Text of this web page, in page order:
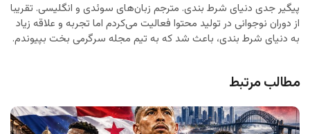
پیگیر جدی دنیای شرط بندی. مترجم زبان‌های سوئدی و انگلیسی. تقریبا
از دوران نوجوانی در تولید محتوا فعالیت می‌کردم اما تجربه و علاقه زیاد
به دنیای شرط بندی، باعث شد که به تیم مجله سرگرمی بخت بپیوندم.
مطالب مرتبط